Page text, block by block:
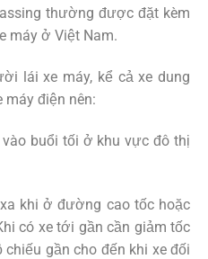
thường được đặt kèm
máy ở Việt Nam.
lái xe máy, kể cả xe dung
điện nên:
buổi tối ở khu vực đô thị
khi ở đường cao tốc hoặc
có xe tới gần cần giảm tốc
gần cho đến khi xe đối